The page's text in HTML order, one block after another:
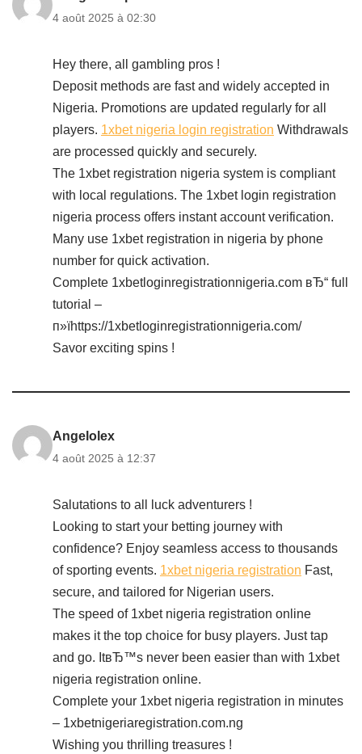
4 août 2025 à 02:30
Hey there, all gambling pros !
Deposit methods are fast and widely accepted in
Nigeria. Promotions are updated regularly for all
players. 1xbet nigeria login registration Withdrawals
are processed quickly and securely.
The 1xbet registration nigeria system is compliant
with local regulations. The 1xbet login registration
nigeria process offers instant account verification.
Many use 1xbet registration in nigeria by phone
number for quick activation.
Complete 1xbetloginregistrationnigeria.com вЂ“ full
tutorial –
п»їhttps://1xbetloginregistrationnigeria.com/
Savor exciting spins !
Angelolex
4 août 2025 à 12:37
Salutations to all luck adventurers !
Looking to start your betting journey with
confidence? Enjoy seamless access to thousands
of sporting events. 1xbet nigeria registration Fast,
secure, and tailored for Nigerian users.
The speed of 1xbet nigeria registration online
makes it the top choice for busy players. Just tap
and go. ItвЂ™s never been easier than with 1xbet
nigeria registration online.
Complete your 1xbet nigeria registration in minutes
– 1xbetnigeriaregistration.com.ng
Wishing you thrilling treasures !